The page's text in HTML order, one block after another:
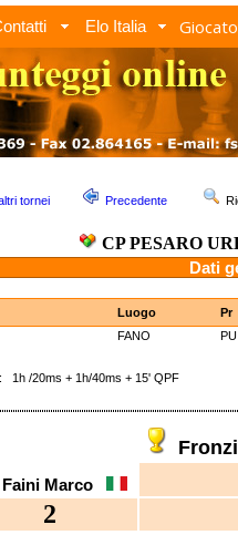
Elo Italia
tornei Precedente
CP PESARO
Dati
Luogo Pr
FANO PU
/20ms + 1h/40ms + 15' QPF
Faini Marco
2